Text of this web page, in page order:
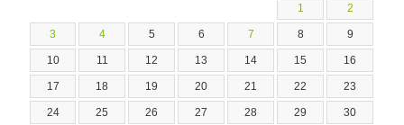
1 2
3 4 5 6 7 8 9
10 11 12 13 14 15 16
17 18 19 20 21 22 23
24 25 26 27 28 29 30